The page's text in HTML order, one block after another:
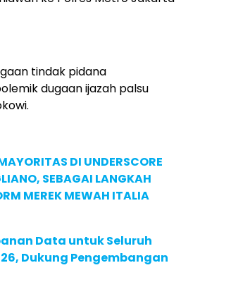
tindak pidana
dugaan ijazah palsu
DI UNDERSCORE
SEBAGAI LANGKAH
MEREK MEWAH ITALIA
Data untuk Seluruh
Dukung Pengembangan